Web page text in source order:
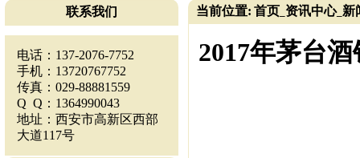
联系我们
电话：137-2076-7752
手机：13720767752
传真：029-88881559
Q Q：1364990043
地址：西安市高新区西部
大道117号
当前位置: 首页 资讯中心_ 新
2017年茅台